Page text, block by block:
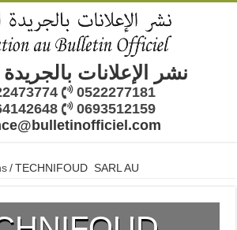
نشر الإعلانات
0522277181
0693512159
/ TECHNIFOUD SARL AU